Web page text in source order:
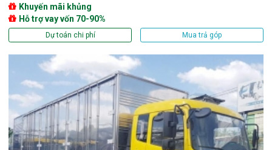
Khuyến mãi khủng
Hỗ trợ vay vốn 70-90%
Dự toán chi phí Mua trả góp